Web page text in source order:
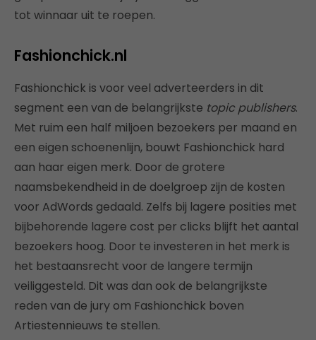
tot winnaar uit te roepen.
Fashionchick.nl
Fashionchick is voor veel adverteerders in dit
segment een van de belangrijkste topic publishers.
Met ruim een half miljoen bezoekers per maand en
een eigen schoenenlijn, bouwt Fashionchick hard
aan haar eigen merk. Door de grotere
naamsbekendheid in de doelgroep zijn de kosten
voor AdWords gedaald. Zelfs bij lagere posities met
bijbehorende lagere cost per clicks blijft het aantal
bezoekers hoog. Door te investeren in het merk is
het bestaansrecht voor de langere termijn
veiliggesteld. Dit was dan ook de belangrijkste
reden van de jury om Fashionchick boven
Artiestennieuws te stellen.